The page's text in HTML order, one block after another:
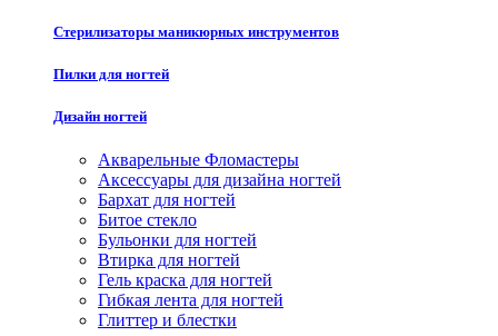
Стерилизаторы маникюрных инструментов
Пилки для ногтей
Дизайн ногтей
Акварельные Фломастеры
Аксессуары для дизайна ногтей
Бархат для ногтей
Битое стекло
Бульонки для ногтей
Втирка для ногтей
Гель краска для ногтей
Гибкая лента для ногтей
Глиттер и блестки